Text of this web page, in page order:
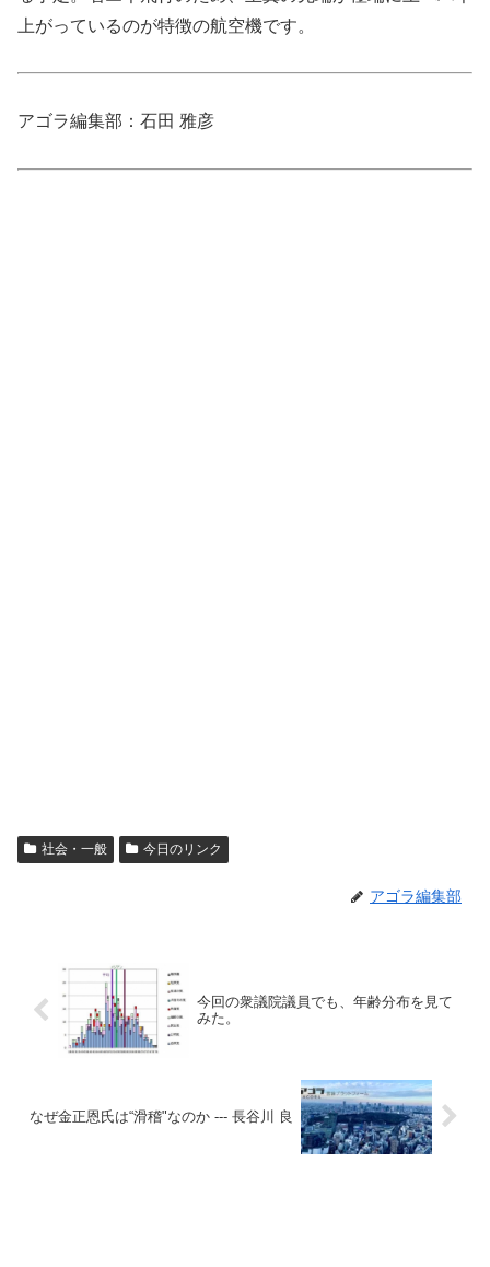
上がっているのが特徴の航空機です。
アゴラ編集部：石田 雅彦
社会・一般 今日のリンク
アゴラ編集部
今回の衆議院議員でも、年齢分布を見て
みた。
なぜ金正恩氏は“滑稽"なのか --- 長谷川 良